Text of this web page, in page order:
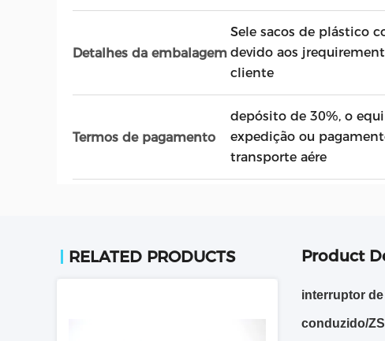
Detalhes da embalagem
Sele sacos de plástico
devido aos
cliente
Termos de pagamento
depósito de 30%, o
expedição ou
transporte aére
RELATED PRODUCTS Product
interruptor de
conduzido/